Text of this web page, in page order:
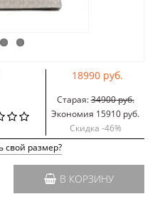
18990 руб.
Старая:34900 руб.
Экономия 15910 руб.
Скидка -46%
свой размер?
В КОРЗИНУ